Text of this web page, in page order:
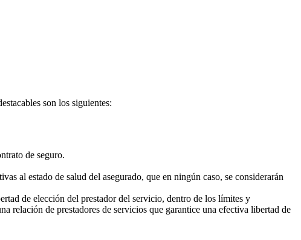
son los siguientes:
de seguro.
al estado de salud del asegurado, que en ningún caso, se considerarán
de elección del prestador del servicio, dentro de los límites y
relación de prestadores de servicios que garantice una efectiva libertad de